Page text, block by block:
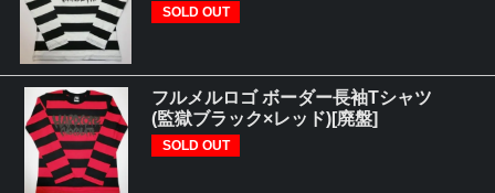
SOLD OUT
フルメルロゴ ボーダー長袖Tシャツ
(監獄ブラック×レッド)[廃盤]
SOLD OUT